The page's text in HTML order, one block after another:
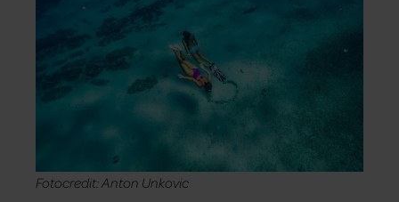
Fotocredit: Anton Unkovic